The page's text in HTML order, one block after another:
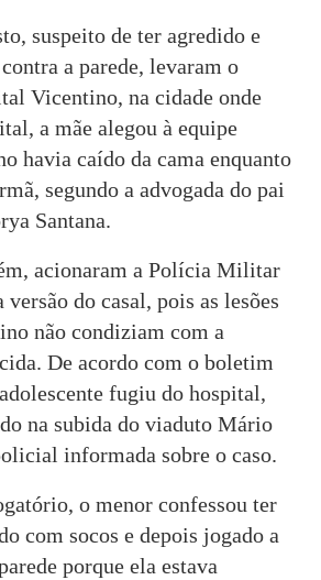
suspeito de ter agredido e
a parede, levaram o
Vicentino, na cidade onde
a mãe alegou à equipe
havia caído da cama enquanto
segundo a advogada do pai
Santana.
acionaram a Polícia Militar
do casal, pois as lesões
não condiziam com a
De acordo com o boletim
fugiu do hospital,
na subida do viaduto Mário
informada sobre o caso.
o menor confessou ter
com socos e depois jogado a
porque ela estava